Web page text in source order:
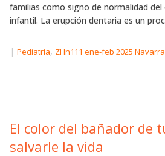
familias como signo de normalidad
infantil. La erupción dentaria es un
| Pediatría, ZHn111 ene-feb 2025 Navarra
El color del bañador de tu
salvarle la vida